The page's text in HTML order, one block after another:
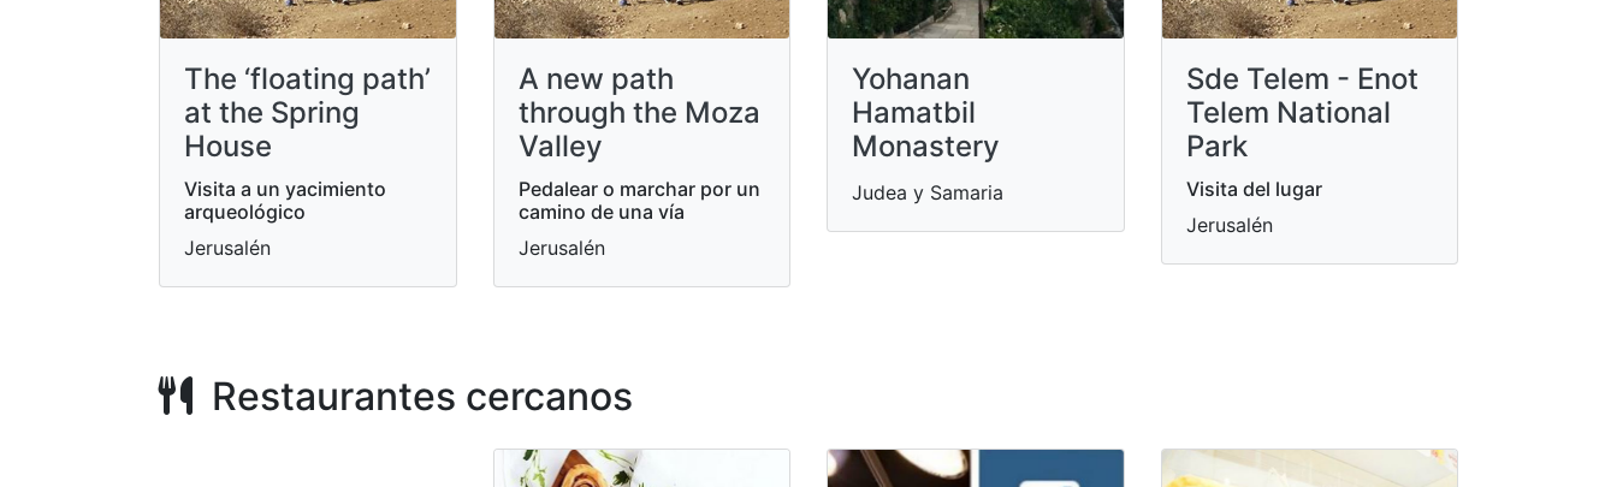
The ‘floating path’
at the Spring
House
Visita a un yacimiento
arqueológico
Jerusalén
A new path
through the Moza
Valley
Pedalear o marchar por un
camino de una vía
Jerusalén
Yohanan
Hamatbil
Monastery
Judea y Samaria
Sde Telem - Enot
Telem National
Park
Visita del lugar
Jerusalén
Restaurantes cercanos